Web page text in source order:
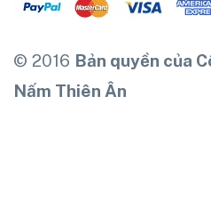
© 2016 Bản quyền của
Nấm Thiên Ân